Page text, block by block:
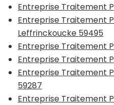
Entreprise Traitement
Entreprise Traitement
Leffrinckoucke 59495
Entreprise Traitement
Entreprise Traitement
Entreprise Traitement
59287
Entreprise Traitement